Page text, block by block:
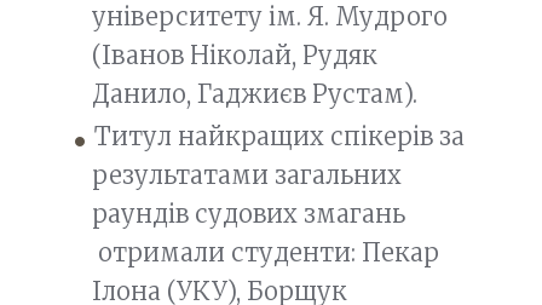
університету ім. Я. Мудрого
(Іванов Ніколай, Рудяк
Данило, Гаджиєв Рустам).
Титул найкращих спікерів за
результатами загальних
раундів судових змагань
отримали студенти: Пекар
Ілона (УКУ), Борщук